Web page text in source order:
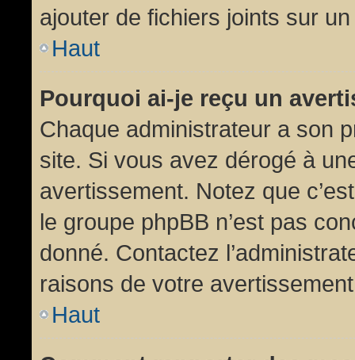
ajouter de fichiers joints sur
Haut
Pourquoi ai-je reçu un
Chaque administrateur a son
site. Si vous avez dérogé à
avertissement. Notez que
le groupe phpBB n’est pas
donné. Contactez
raisons de votre
Haut